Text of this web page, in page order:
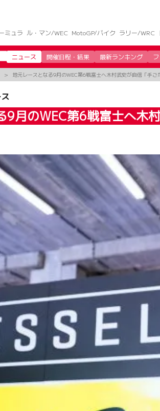
ミュラ ル・マン/WEC MotoGP/バイク ラリー/WRC
ニュース 開催日程・結果 最新ランキング
地元レースとなる9月のWEC第6戦富士へ木村武史が自信「手ご
9月のWEC第6戦富士へ木